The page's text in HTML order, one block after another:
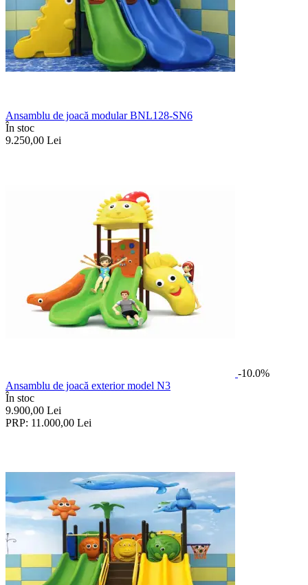
Ansamblu de joacă modular BNL128-SN6
În stoc
9.250,00 Lei
-10.0%
Ansamblu de joacă exterior model N3
În stoc
9.900,00 Lei
PRP: 11.000,00 Lei